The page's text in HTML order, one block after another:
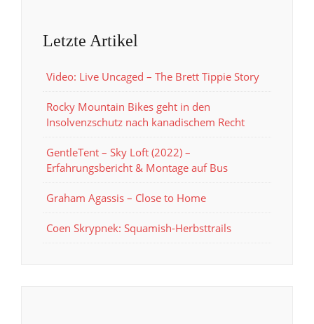
Letzte Artikel
Video: Live Uncaged – The Brett Tippie Story
Rocky Mountain Bikes geht in den
Insolvenzschutz nach kanadischem Recht
GentleTent – Sky Loft (2022) –
Erfahrungsbericht & Montage auf Bus
Graham Agassis – Close to Home
Coen Skrypnek: Squamish-Herbsttrails